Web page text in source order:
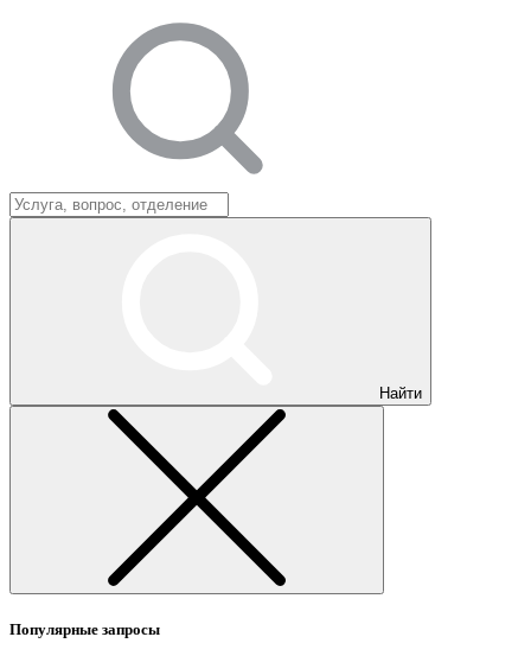
Найти
Популярные запросы